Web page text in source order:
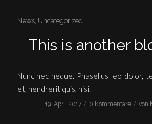
News, Uncategorized
This is another
Nunc nec neque. Phasellus leo dolor,
et, hendrerit quis, nisi.
19. April 2017 / 0 Kommentare / von